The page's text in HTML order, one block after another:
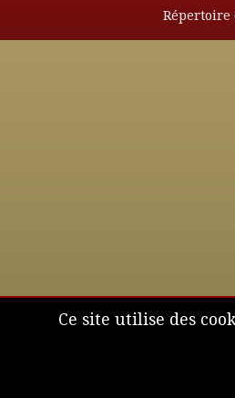
Ce site utilise des
Répertoire